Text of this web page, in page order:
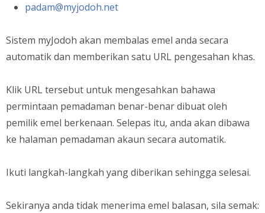
padam@myjodoh.net
Sistem myJodoh akan membalas emel anda secara
automatik dan memberikan satu URL pengesahan khas.
Klik URL tersebut untuk mengesahkan bahawa
permintaan pemadaman benar-benar dibuat oleh
pemilik emel berkenaan. Selepas itu, anda akan dibawa
ke halaman pemadaman akaun secara automatik.
Ikuti langkah-langkah yang diberikan sehingga selesai.
Sekiranya anda tidak menerima emel balasan, sila semak: